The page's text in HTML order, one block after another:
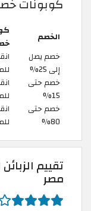
كوبونات
الخصم
خصم يصل
إلى 25%
خصم حتى
15%
خصم حتى
80%
تقييم
مصر